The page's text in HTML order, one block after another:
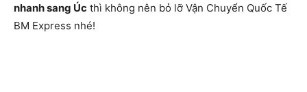
nhanh sang Úc thì không nên bỏ lỡ Vận Chuyển Quốc Tế
BM Express nhé!